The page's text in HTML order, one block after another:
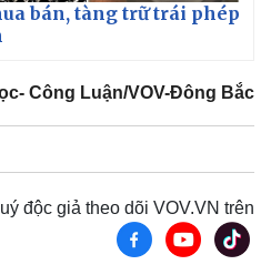
bán, tàng trữ trái phép
Công Luận/VOV-Đông Bắc
độc giả theo dõi VOV.VN trên